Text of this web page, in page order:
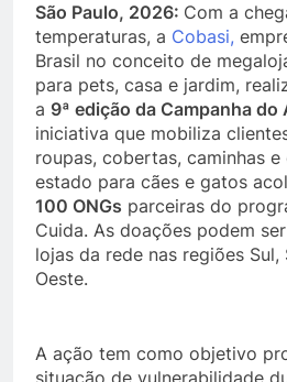
São Paulo, 2026: Com a
temperaturas, a Cobasi,
Brasil no conceito de
para pets, casa e jardim,
a 9ª edição da Campanha do
iniciativa que mobiliza
roupas, cobertas, caminhas e
estado para cães e gatos
100 ONGs parceiras do
Cuida. As doações podem
lojas da rede nas regiões
Oeste.
A ação tem como objetivo